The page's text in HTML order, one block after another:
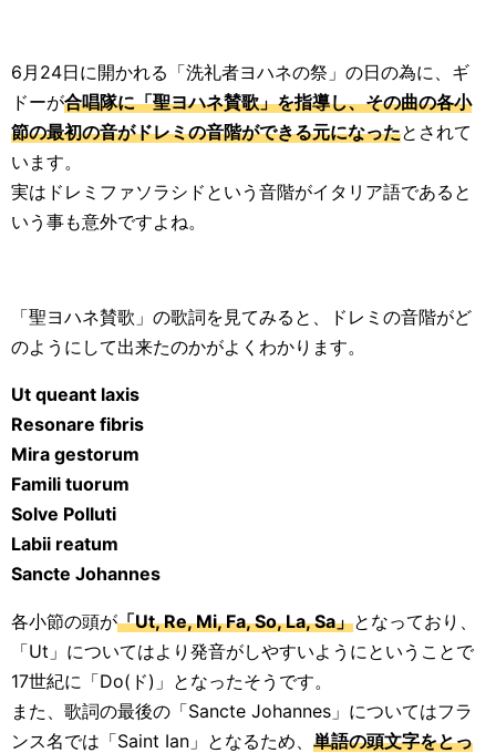
6月24日に開かれる「洗礼者ヨハネの祭」の日の為に、ギ
ドーが合唱隊に「聖ヨハネ賛歌」を指導し、その曲の各小
節の最初の音がドレミの音階ができる元になったとされて
います。
実はドレミファソラシドという音階がイタリア語であると
いう事も意外ですよね。
「聖ヨハネ賛歌」の歌詞を見てみると、ドレミの音階がど
のようにして出来たのかがよくわかります。
Ut queant laxis
Resonare fibris
Mira gestorum
Famili tuorum
Solve Polluti
Labii reatum
Sancte Johannes
各小節の頭が「Ut, Re, Mi, Fa, So, La, Sa」となっており、
「Ut」についてはより発音がしやすいようにということで
17世紀に「Do(ド)」となったそうです。
また、歌詞の最後の「Sancte Johannes」についてはフラ
ンス名では「Saint Ian」となるため、 単語の頭文字をとっ